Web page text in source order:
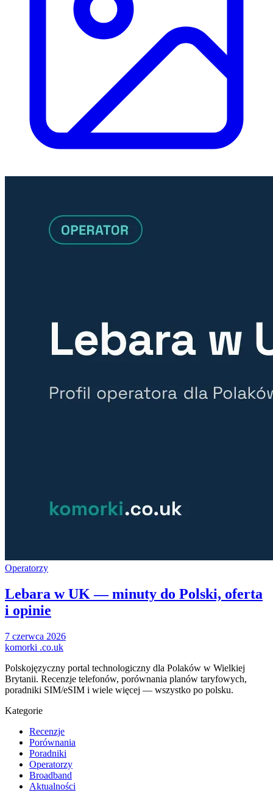
Operatorzy
Lebara w UK — minuty do Polski, oferta
i opinie
7 czerwca 2026
komorki .co.uk
Polskojęzyczny portal technologiczny dla Polaków w Wielkiej
Brytanii. Recenzje telefonów, porównania planów taryfowych,
poradniki SIM/eSIM i wiele więcej — wszystko po polsku.
Kategorie
Recenzje
Porównania
Poradniki
Operatorzy
Broadband
Aktualności